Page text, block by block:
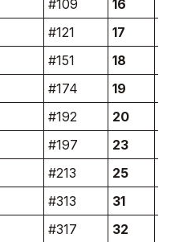
#109 16
#121 17
#151 18
#174 19
#192 20
#197 23
#213 25
#313 31
#317 32